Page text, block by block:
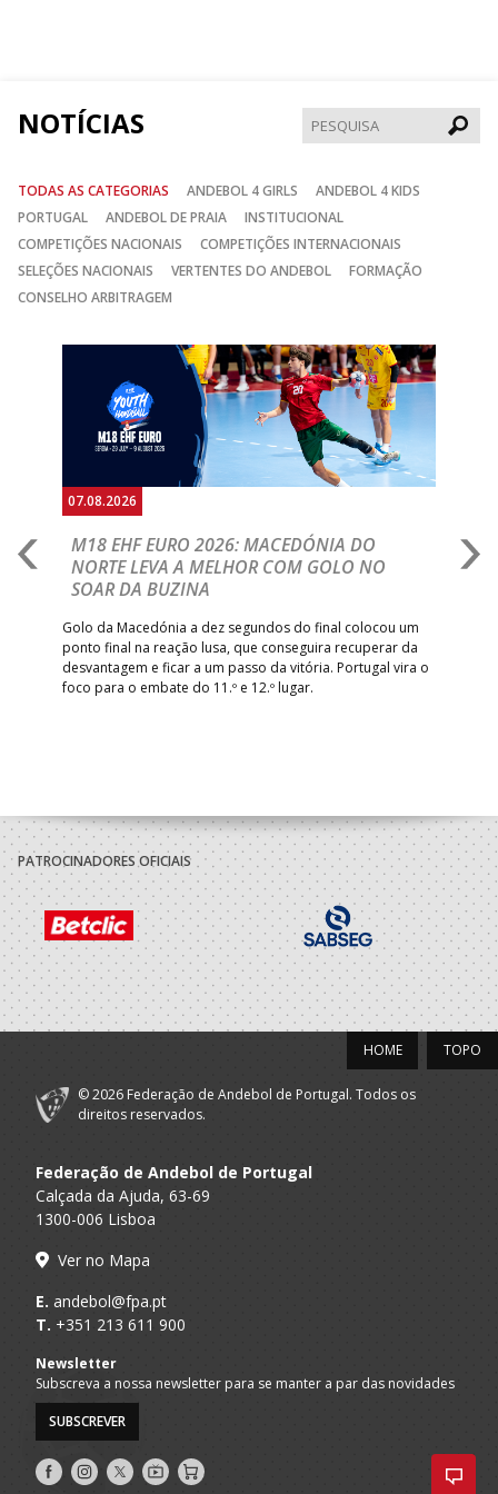
NOTÍCIAS
TODAS AS CATEGORIAS ANDEBOL 4 GIRLS
ANDEBOL 4 KIDS
PORTUGAL
ANDEBOL DE PRAIA
INSTITUCIONAL
COMPETIÇÕES NACIONAIS
COMPETIÇÕES INTERNACIONAIS
SELEÇÕES NACIONAIS
VERTENTES DO ANDEBOL
FORMAÇÃO
CONSELHO ARBITRAGEM
07.08.2026
M18 EHF EURO 2026: MACEDÓNIA DO
NORTE LEVA A MELHOR COM GOLO NO
SOAR DA BUZINA
Golo da Macedónia a dez segundos do final colocou um
ponto final na reação lusa, que conseguira recuperar da
desvantagem e ficar a um passo da vitória. Portugal vira o
foco para o embate do 11.º e 12.º lugar.
PATROCINADORES OFICIAIS
TOPO
HOME
© 2026 Federação de Andebol de Portugal. Todos os
direitos reservados.
Federação de Andebol de Portugal
Calçada da Ajuda, 63-69
1300-006 Lisboa
Ver no Mapa
E. andebol@fpa.pt
T. +351 213 611 900
Newsletter
Subscreva a nossa newsletter para se manter a par das novidades
SUBSCREVER
Siga- Siga- Siga- AndebolTV
Loja